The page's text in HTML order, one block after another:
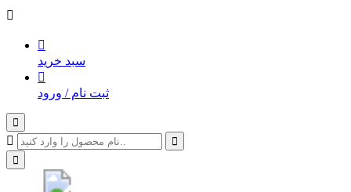
سبد خرید
ثبت نام / ورود